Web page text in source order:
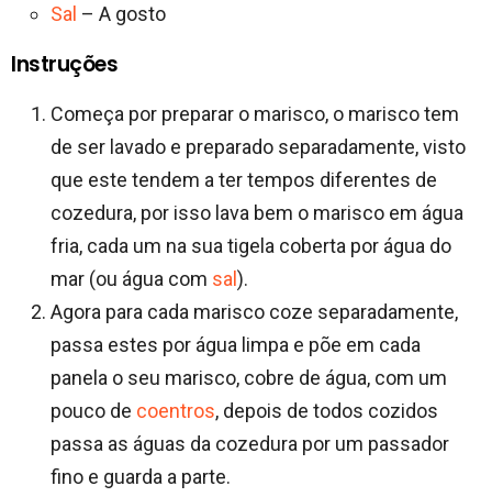
Sal – A gosto
Instruções
Começa por preparar o marisco, o marisco tem
de ser lavado e preparado separadamente, visto
que este tendem a ter tempos diferentes de
cozedura, por isso lava bem o marisco em água
fria, cada um na sua tigela coberta por água do
mar (ou água com sal).
Agora para cada marisco coze separadamente,
passa estes por água limpa e põe em cada
panela o seu marisco, cobre de água, com um
pouco de coentros, depois de todos cozidos
passa as águas da cozedura por um passador
fino e guarda a parte.